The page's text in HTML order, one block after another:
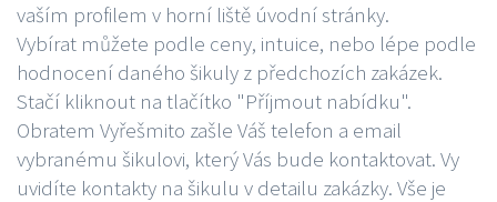
vaším profilem v horní liště úvodní stránky.
Vybírat můžete podle ceny, intuice, nebo lépe podle
hodnocení daného šikuly z předchozích zakázek.
Stačí kliknout na tlačítko "Příjmout nabídku".
Obratem Vyřešmito zašle Váš telefon a email
vybranému šikulovi, který Vás bude kontaktovat. Vy
uvidíte kontakty na šikulu v detailu zakázky. Vše je